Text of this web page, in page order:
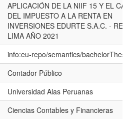
APLICACIÓN DE LA NIIF 15 Y EL
DEL IMPUESTO A LA RENTA EN
INVERSIONES EDURTE S.A.C. -
LIMA AÑO 2021
info:eu-repo/semantics/bachelorThesis
Contador Público
Universidad Alas Peruanas
Ciencias Contables y Financieras